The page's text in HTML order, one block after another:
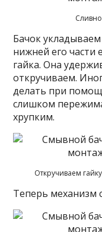
Бачок
нижней его части
гайка. Она
откручиваем.
делать при
слишком
хрупким.
Откручиваем
Теперь механизм